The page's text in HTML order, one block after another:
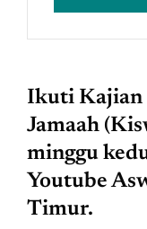
Ikuti Kajian
Jamaah
minggu
Youtube
Timur.